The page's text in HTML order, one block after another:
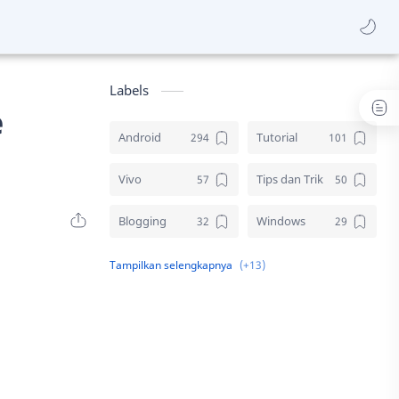
Labels
Android Tutorial
Vivo Tips dan Trik
Blogging Windows
Download Elektronik